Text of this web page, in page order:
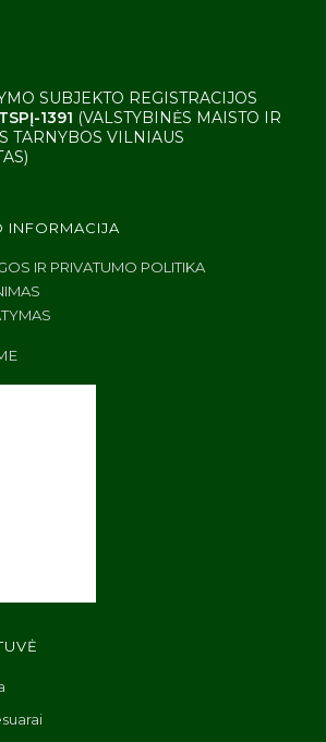
SUBJEKTO REGISTRACIJOS
1391 (VALSTYBINĖS MAISTO IR
TARNYBOS VILNIAUS
INFORMACIJA
IR PRIVATUMO POLITIKA